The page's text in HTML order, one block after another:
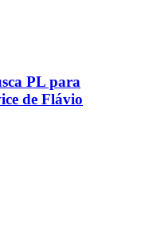
PL para
de Flávio